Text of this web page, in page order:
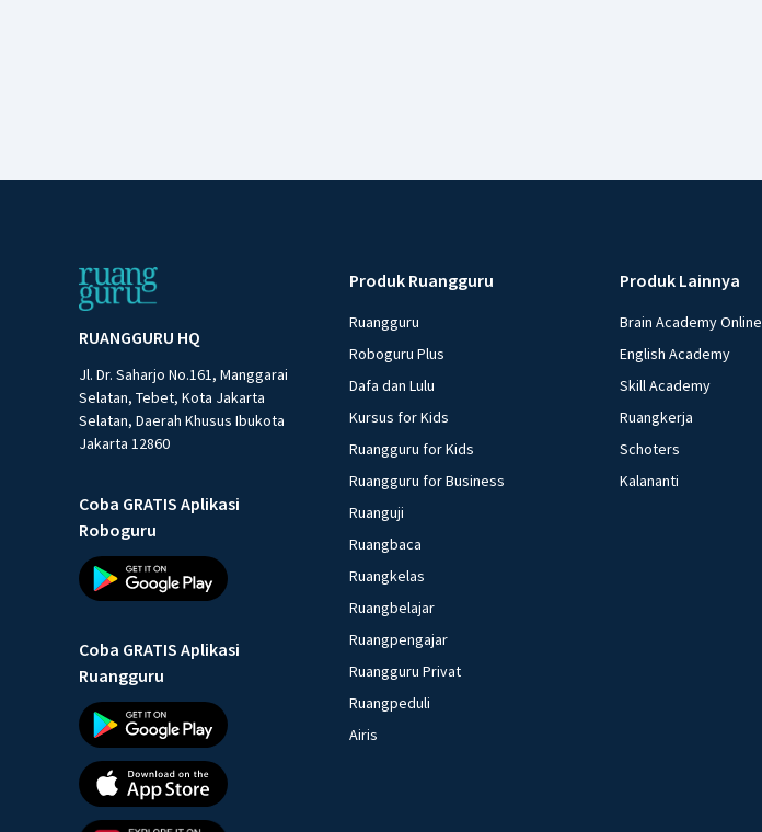
RUANGGURU HQ
Jl. Dr. Saharjo No.161, Manggarai
Selatan, Tebet, Kota Jakarta
Selatan, Daerah Khusus Ibukota
Jakarta 12860
Coba GRATIS Aplikasi
Roboguru
Coba GRATIS Aplikasi
Ruangguru
Produk Ruangguru
Ruangguru
Roboguru Plus
Dafa dan Lulu
Kursus for Kids
Ruangguru for Kids
Ruangguru for Business
Ruanguji
Ruangbaca
Ruangkelas
Ruangbelajar
Ruangpengajar
Ruangguru Privat
Ruangpeduli
Airis
Produk Lainnya
Brain Academy Online
English Academy
Skill Academy
Ruangkerja
Schoters
Kalananti